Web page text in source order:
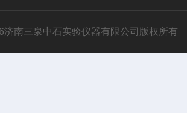
济南三泉中石实验仪器有限公司版权所有